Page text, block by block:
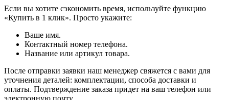
Если вы хотите сэкономить время, используйте функцию
«Купить в 1 клик». Просто укажите:
Ваше имя.
Контактный номер телефона.
Название или артикул товара.
После отправки заявки наш менеджер свяжется с вами для
уточнения деталей: комплектации, способа доставки и
оплаты. Подтверждение заказа придет на ваш телефон или
электронную почту.